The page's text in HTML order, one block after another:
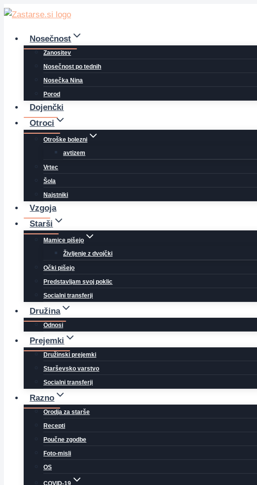
Skip
contentNosečnost
Zanositev
Nosečnost po tednih
Nosečka Nina
Porod
Dojenčki
Otroci
Otroške bolezni
avtizem
Vrtec
Šola
Najstniki
Vzgoja
Starši
Mamice pišejo
Življenje z dvojčki
Očki pišejo
Predstavljam svoj poklic
Socialni transferji
Družina
Odnosi
Prejemki
Družinski prejemki
Starševsko varstvo
Socialni transferji
Razno
Orodja za starše
Recepti
Poučne zgodbe
Foto-misli
OS
COVID-19